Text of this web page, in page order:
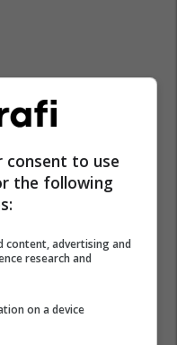
consent to use
the following
content, advertising and
research and
on a device